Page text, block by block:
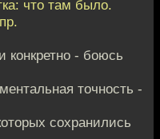
что там было.
конкретно - боюсь
точность -
сохранились